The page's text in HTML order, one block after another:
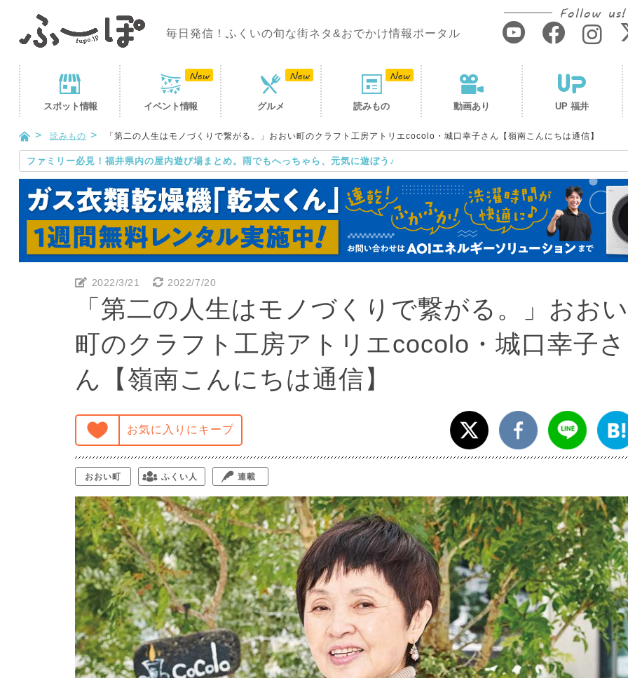
毎日発信！ふくいの旬な街ネタ&おでかけ情報ポータル
Follow us!
スポット情報 イベント情報 グルメ 読みもの 動画あり UP 福井
読みもの 「第二の人生はモノづくりで繋がる。」おおい町のクラフト工房アトリエcocolo・城口幸子さん【嶺南こんにちは通信】
ファミリー必見！福井県内の屋内遊び場まとめ。雨でもへっちゃら、元気に遊ぼう♪
2022/3/21 2022/7/20
「第二の人生はモノづくりで繋がる。」おおい
町のクラフト工房アトリエcocolo・城口幸子さ
ん【嶺南こんにちは通信】
お気に入りにキープ
おおい町 ふくい人 連載